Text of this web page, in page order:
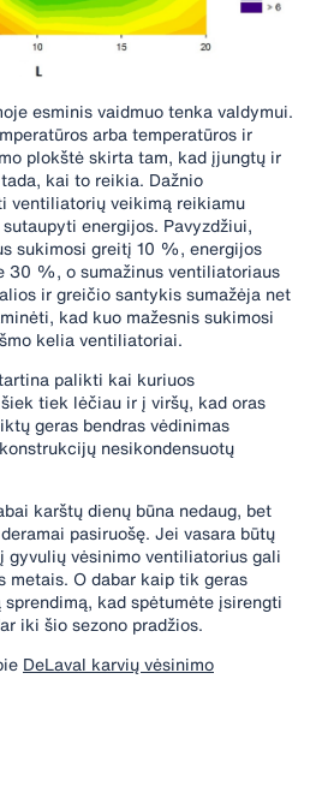
esminis vaidmuo tenka valdymui.
arba temperatūros ir
plokštė skirta tam, kad įjungtų ir
kai to reikia. Dažnio
ventiliatorių veikimą reikiamu
energijos. Pavyzdžiui,
sukimosi greitį 10 %, energijos
30 %, o sumažinus ventiliatoriaus
ir greičio santykis sumažėja net
kad kuo mažesnis sukimosi
kelia ventiliatoriai.
palikti kai kuriuos
tiek lėčiau ir į viršų, kad oras
geras bendras vėdinimas
nesikondensuotų
karštų dienų būna nedaug, bet
pasiruošę. Jei vasara būtų
vėsinimo ventiliatorius gali
O dabar kaip tik geras
kad spėtumėte įsirengti
iki šio sezono pradžios.
DeLaval karvių vėsinimo